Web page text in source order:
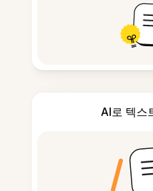
AI로 텍스